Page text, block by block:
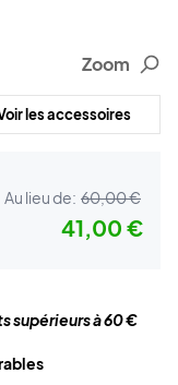
Zoom
les accessoires
Au lieu de: 60,00 €
41,00 €
supérieurs à 60 €